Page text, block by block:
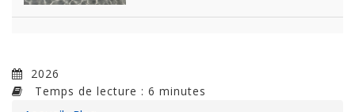
2026
Temps de lecture : 6 minutes